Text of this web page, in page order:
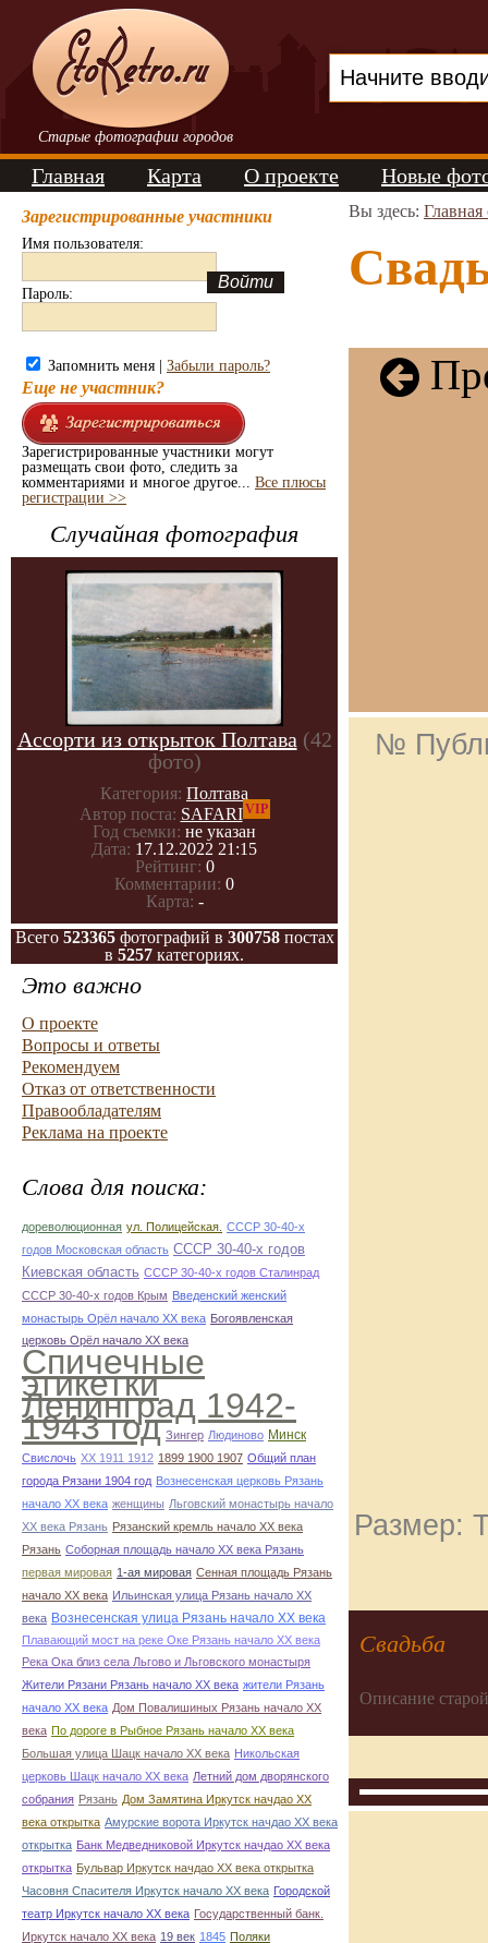
Старые фотографии городов
Главная Карта О проекте Новые
Зарегистрированные участники
Имя пользователя:
Пароль:
Запомнить меня | Забыли пароль?
Еще не участник?
Зарегистрированные участники могут
размещать свои фото, следить за
комментариями и многое другое... Все плюсы
регистрации >>
Случайная фотография
Ассорти из открыток Полтава (42
фото)
Категория: Полтава
Автор поста: SAFARIVIP
Год съемки: не указан
Дата: 17.12.2022 21:15
Рейтинг: 0
Комментарии: 0
Карта: -
Всего 523365фотографий в 300758постах
в 5257 категориях.
Это важно
О проекте
Вопросы и ответы
Рекомендуем
Отказ от ответственности
Правообладателям
Реклама на проекте
Слова для поиска:
дореволюционная ул. Полицейская. СССР 30-40-х
годов Московская область СССР 30-40-х годов
Киевская область СССР 30-40-х годов Сталинрад
СССР 30-40-х годов Крым Введенский женский
монастырь Орёл начало ХХ века Богоявленская
церковь Орёл начало ХХ века
Спичечные
этикетки
Ленинград 1942-
1943 год Зингер Людиново Минск
Свислочь XX 1911 1912 1899 1900 1907 Общий план
города Рязани 1904 год Вознесенская церковь Рязань
начало ХХ века женщины Льговский монастырь начало
ХХ века Рязань Рязанский кремль начало ХХ века
Рязань Соборная площадь начало ХХ века Рязань
первая мировая 1-ая мировая Сенная площадь Рязань
начало ХХ века Ильинская улица Рязань начало ХХ
века Вознесенская улица Рязань начало ХХ века
Плавающий мост на реке Оке Рязань начало ХХ века
Река Ока близ села Льгово и Льговского монастыря
Жители Рязани Рязань начало ХХ века жители Рязань
начало ХХ века Дом Повалишиных Рязань начало ХХ
века По дороге в Рыбное Рязань начало ХХ века
Большая улица Шацк начало ХХ века Никольская
церковь Шацк начало ХХ века Летний дом дворянского
собрания Рязань Дом Замятина Иркутск начдао ХХ
века открытка Амурские ворота Иркутск начдао ХХ века
открытка Банк Медведниковой Иркутск начдао ХХ века
открытка Бульвар Иркутск начдао ХХ века открытка
Часовня Спасителя Иркутск начало ХХ века Городской
театр Иркутск начало ХХ века Государственный банк.
Иркутск начало ХХ века 19 век 1845 Поляки
Вы здесь: Главная
№
Размер:
Свадьба
Описание